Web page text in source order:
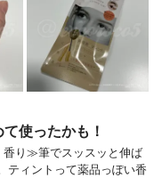
使ったかも！
り≫筆でスッスッと伸ば
ティントって薬品っぽい香